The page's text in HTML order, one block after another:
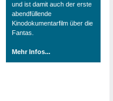
und ist damit auch der erste
abendfüllende
Kinodokumentarfilm über die
Fantas.
Mehr Infos...